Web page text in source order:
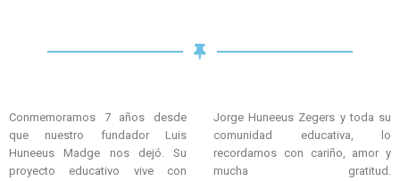
Conmemoramos 7 años desde
que nuestro fundador Luis
Huneeus Madge nos dejó. Su
proyecto educativo vive con
Jorge Huneeus Zegers y toda su
comunidad educativa, lo
recordamos con cariño, amor y
mucha gratitud.